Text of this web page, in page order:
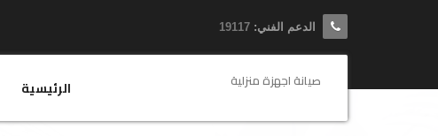
الدعم الفني: 19117
صيانة اجهزة منزلية الرئيسية